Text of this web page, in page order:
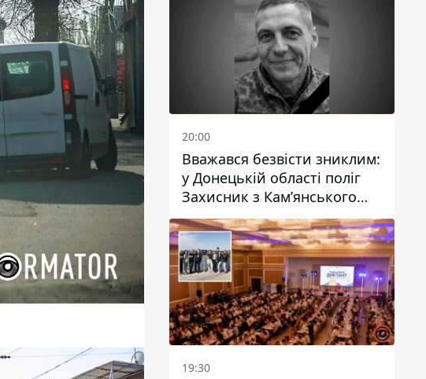
20:00
Вважався безвісти зниклим:
у Донецькій області поліг
Захисник з Кам’янського
Антон Красовський
19:30